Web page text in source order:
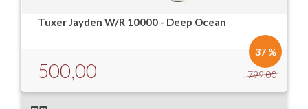
Tuxer Jayden W/R 10000 - Deep Ocean
799,00
500,00
37 %